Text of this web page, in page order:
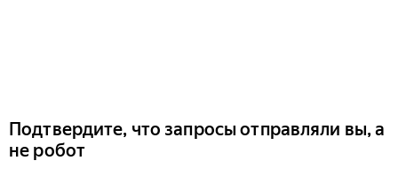
Подтвердите, что запросы отправляли вы, а
не робот